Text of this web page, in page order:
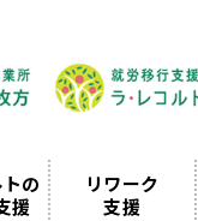
の
援
リワーク
支援